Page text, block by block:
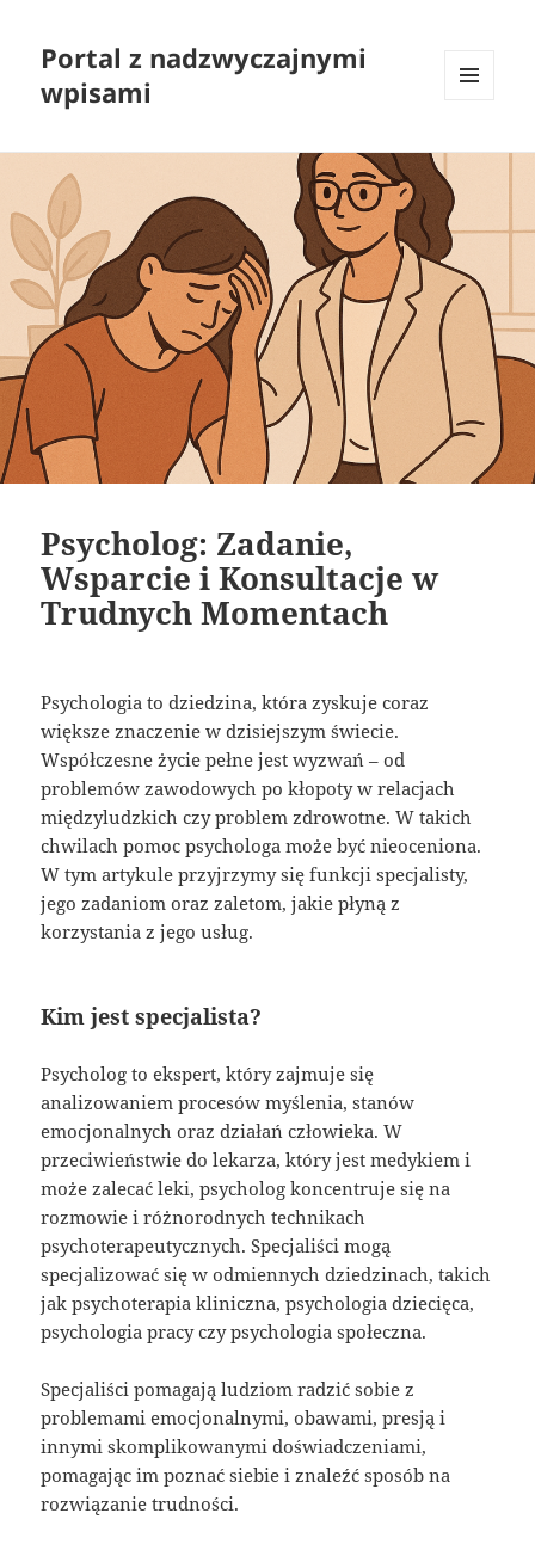
Portal z nadzwyczajnymi
wpisami
WIDGETY
Psycholog: Zadanie,
Wsparcie i Konsultacje w
Trudnych Momentach
Psychologia to dziedzina, która zyskuje coraz
większe znaczenie w dzisiejszym świecie.
Współczesne życie pełne jest wyzwań – od
problemów zawodowych po kłopoty w relacjach
międzyludzkich czy problem zdrowotne. W takich
chwilach pomoc psychologa może być nieoceniona.
W tym artykule przyjrzymy się funkcji specjalisty,
jego zadaniom oraz zaletom, jakie płyną z
korzystania z jego usług.
Kim jest specjalista?
Psycholog to ekspert, który zajmuje się
analizowaniem procesów myślenia, stanów
emocjonalnych oraz działań człowieka. W
przeciwieństwie do lekarza, który jest medykiem i
może zalecać leki, psycholog koncentruje się na
rozmowie i różnorodnych technikach
psychoterapeutycznych. Specjaliści mogą
specjalizować się w odmiennych dziedzinach, takich
jak psychoterapia kliniczna, psychologia dziecięca,
psychologia pracy czy psychologia społeczna.
Specjaliści pomagają ludziom radzić sobie z
problemami emocjonalnymi, obawami, presją i
innymi skomplikowanymi doświadczeniami,
pomagając im poznać siebie i znaleźć sposób na
rozwiązanie trudności.